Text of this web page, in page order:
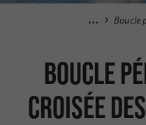
Boucle
Boucle
croisée